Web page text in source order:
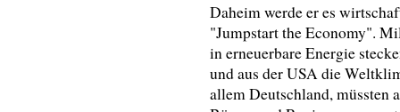
Daheim werde er es
"Jumpstart the Economy".
in erneuerbare Energie
und aus der USA die
allem Deutschland, müssten